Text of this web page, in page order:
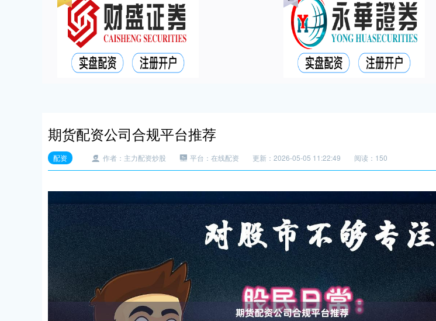
期货配资公司合规平台推荐
配资 作者：主力配资炒股 平台：在线配资 更新：2026-05-05 11:22:49 阅读：150